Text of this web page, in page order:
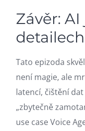
Závěr:
detailech
Tato epizoda
není magie, ale
latencí, čištění
„zbytečně
use case Voice